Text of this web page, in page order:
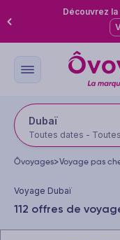
Découvrez
Dubaï
Toutes dates -
Ôvoyages>Voyage pas
Voyage Dubaï
112 offres de